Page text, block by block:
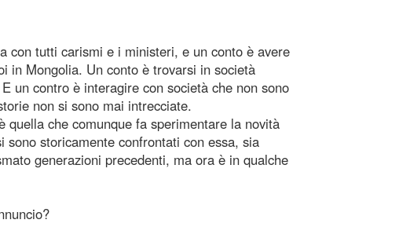
con tutti carismi e i ministeri, e un conto è avere
in Mongolia. Un conto è trovarsi in società
un contro è interagire con società che non sono
non si sono mai intrecciate.
che comunque fa sperimentare la novità
storicamente confrontati con essa, sia
generazioni precedenti, ma ora è in qualche